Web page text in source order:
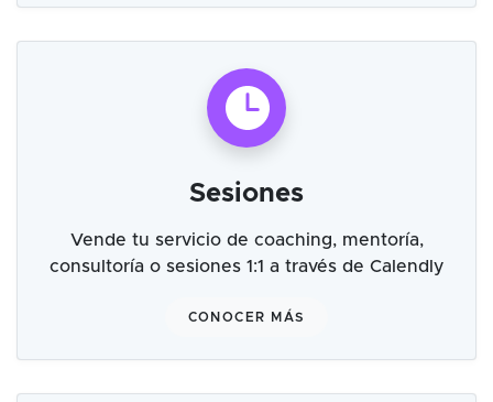
Sesiones
Vende tu servicio de coaching, mentoría,
consultoría o sesiones 1:1 a través de Calendly
CONOCER MÁS